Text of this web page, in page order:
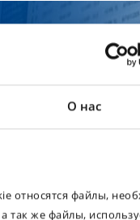
О нас
относятся файлы,
так же файлы,